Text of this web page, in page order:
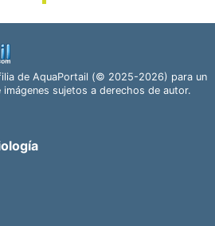
de AquaPortail (© 2025-2026) para un
sujetos a derechos de autor.